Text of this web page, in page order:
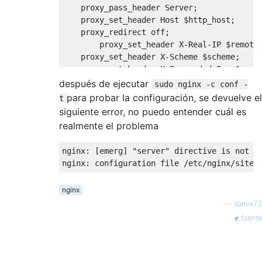
    proxy_pass_header Server;
    proxy_set_header Host $http_host;
    proxy_redirect off;
proxy_set_header X-Real-IP
    proxy_set_header X-Scheme $scheme;
proxy_set_header X-Forwarded-For
    proxy_connect_timeout 30;
    proxy_read_timeout 30;
    proxy_pass http://127.0.0.1:8000;
}
    expires 1M;
    alias  /path/to/staticfiles;
después de ejecutar
sudo nginx -c conf -
t para probar la configuración, se devuelve el
siguiente error, no puedo entender cuál es
realmente el problema
nginx: [emerg] "server" directive is not
nginx
samix73
fuente